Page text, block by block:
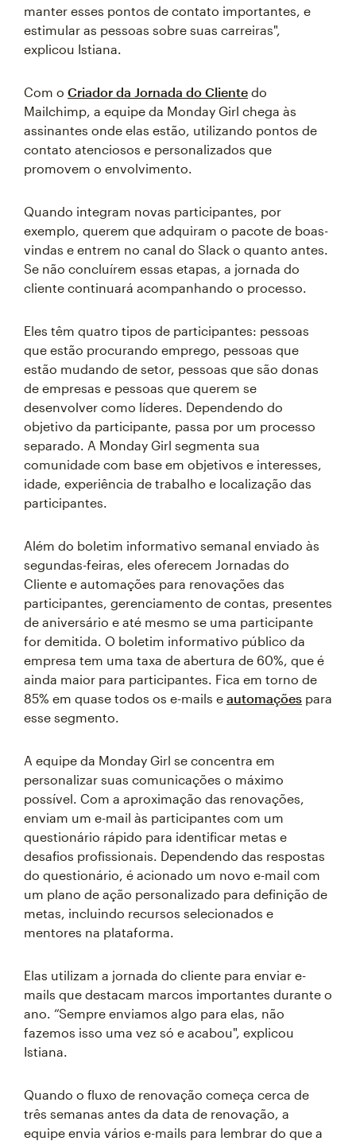
manter esses pontos de contato importantes, e
estimular as pessoas sobre suas carreiras",
explicou Istiana.
Com o Criador da Jornada do Cliente do
Mailchimp, a equipe da Monday Girl chega às
assinantes onde elas estão, utilizando pontos de
contato atenciosos e personalizados que
promovem o envolvimento.
Quando integram novas participantes, por
exemplo, querem que adquiram o pacote de boas-
vindas e entrem no canal do Slack o quanto antes.
Se não concluírem essas etapas, a jornada do
cliente continuará acompanhando o processo.
Eles têm quatro tipos de participantes: pessoas
que estão procurando emprego, pessoas que
estão mudando de setor, pessoas que são donas
de empresas e pessoas que querem se
desenvolver como líderes. Dependendo do
objetivo da participante, passa por um processo
separado. A Monday Girl segmenta sua
comunidade com base em objetivos e interesses,
idade, experiência de trabalho e localização das
participantes.
Além do boletim informativo semanal enviado às
segundas-feiras, eles oferecem Jornadas do
Cliente e automações para renovações das
participantes, gerenciamento de contas, presentes
de aniversário e até mesmo se uma participante
for demitida. O boletim informativo público da
empresa tem uma taxa de abertura de 60%, que é
ainda maior para participantes. Fica em torno de
85% em quase todos os e-mails e automações para
esse segmento.
A equipe da Monday Girl se concentra em
personalizar suas comunicações o máximo
possível. Com a aproximação das renovações,
enviam um e-mail às participantes com um
questionário rápido para identificar metas e
desafios profissionais. Dependendo das respostas
do questionário, é acionado um novo e-mail com
um plano de ação personalizado para definição de
metas, incluindo recursos selecionados e
mentores na plataforma.
Elas utilizam a jornada do cliente para enviar e-
mails que destacam marcos importantes durante o
ano. “Sempre enviamos algo para elas, não
fazemos isso uma vez só e acabou", explicou
Istiana.
Quando o fluxo de renovação começa cerca de
três semanas antes da data de renovação, a
equipe envia vários e-mails para lembrar do que a